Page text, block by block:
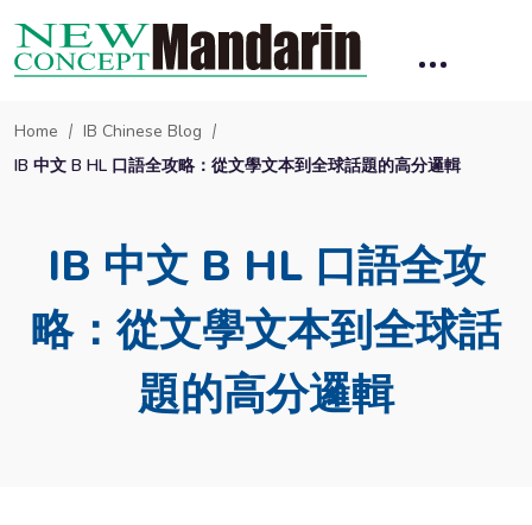
Home
IB Chinese Blog
IB 中文 B HL 口語全攻略：從文學文本到全球話題的高分邏輯
IB 中文 B HL 口語全攻
略：從文學文本到全球話
題的高分邏輯